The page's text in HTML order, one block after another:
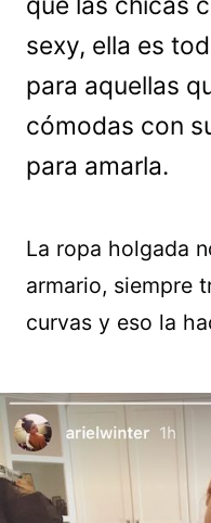
sexy, ella es
para aquellas
cómodas con
para amarla.
La ropa holgada
armario, siempre
curvas y eso la